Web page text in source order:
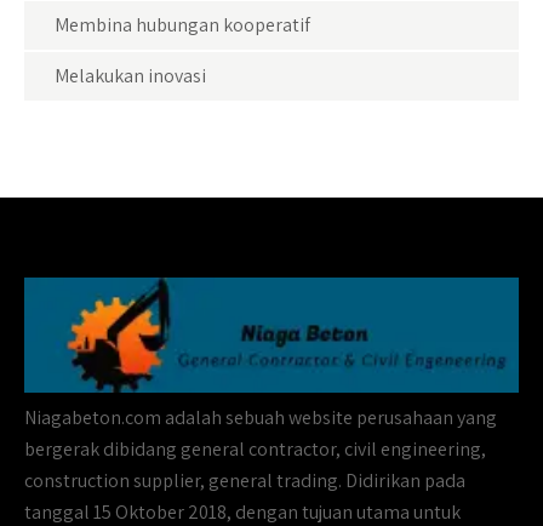
Membina hubungan kooperatif
Melakukan inovasi
Niagabeton.com adalah sebuah website perusahaan yang
bergerak dibidang general contractor, civil engineering,
construction supplier, general trading. Didirikan pada
tanggal 15 Oktober 2018, dengan tujuan utama untuk